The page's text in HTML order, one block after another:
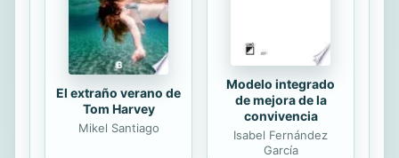
El extraño verano de
Tom Harvey
Mikel Santiago
Modelo integrado
de mejora de la
convivencia
Isabel Fernández
García